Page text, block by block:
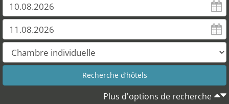
Plus d'options de recherche